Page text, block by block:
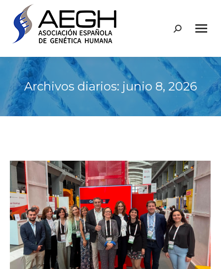
Buscar:
Archivos diarios: junio 8, 2026